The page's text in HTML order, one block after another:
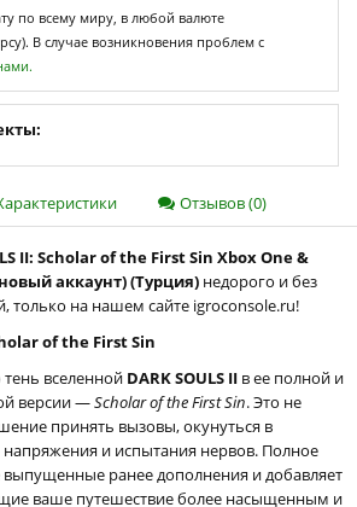
по всему миру, в любой валюте
В случае возникновения проблем с
Отзывов (0)
II: Scholar of the First Sin Xbox One &
аккаунт) (Турция) недорого и без
только на нашем сайте igroconsole.ru!
of the First Sin
вселенной DARK SOULS II в ее полной и
версии —Scholar of the First Sin. Это не
принять вызовы, окунуться в
и испытания нервов. Полное
выпущенные ранее дополнения и добавляет
ваше путешествие более насыщенным и